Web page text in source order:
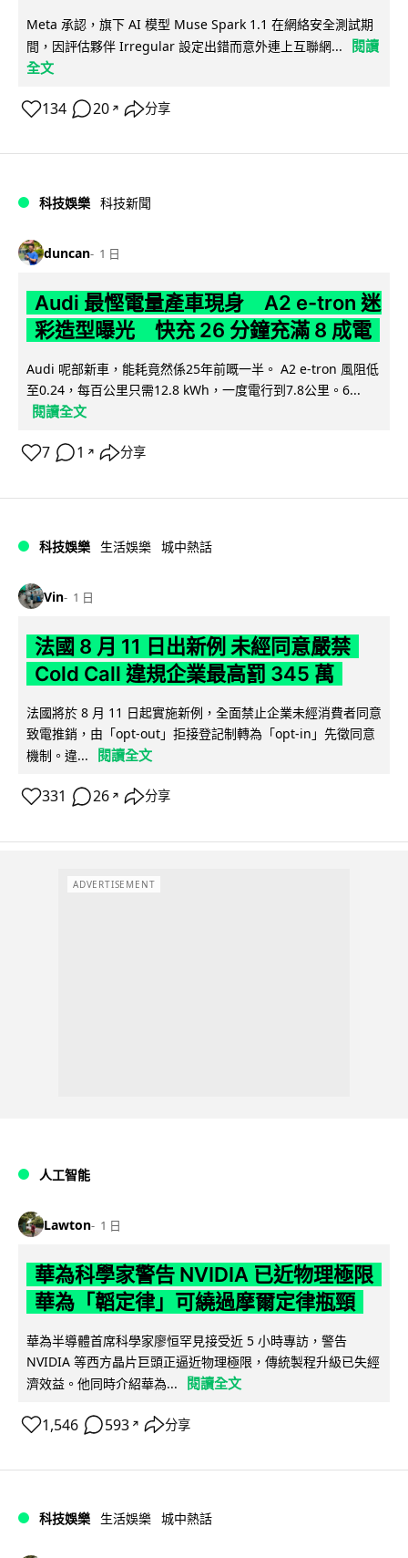
Meta 承認，旗下 AI 模型 Muse Spark 1.1 在網絡安全測試期
間，因評估夥伴 Irregular 設定出錯而意外連上互聯網...
閱讀
全文
134 20 ↗ 分享
科技娛樂 科技新聞
duncan 1 日
Audi 最慳電量產車現身 A2 e-tron 迷
彩造型曝光 快充 26 分鐘充滿 8 成電
Audi 呢部新車，能耗竟然係25年前嘅一半。 A2 e-tron 風阻低
至0.24，每百公里只需12.8 kWh，一度電行到7.8公里。6...
閱讀全文
7 1 ↗ 分享
科技娛樂 生活娛樂 城中熱話
Vin 1 日
法國 8 月 11 日出新例 未經同意嚴禁
Cold Call 違規企業最高罰 345 萬
法國將於 8 月 11 日起實施新例，全面禁止企業未經消費者同意
致電推銷，由「opt-out」拒接登記制轉為「opt-in」先徵同意
機制。違...
閱讀全文
331 26 ↗ 分享
ADVERTISEMENT
人工智能
Lawton 1 日
華為科學家警告 NVIDIA 已近物理極限
華為「韜定律」可繞過摩爾定律瓶頸
華為半導體首席科學家廖恒罕見接受近 5 小時專訪，警告
NVIDIA 等西方晶片巨頭正逼近物理極限，傳統製程升級已失經
濟效益。他同時介紹華為...
閱讀全文
1,546 593 ↗ 分享
科技娛樂 生活娛樂 城中熱話